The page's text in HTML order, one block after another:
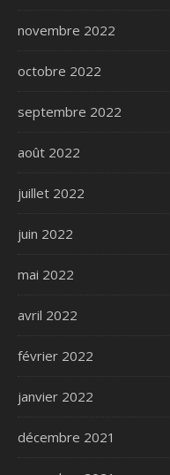
novembre 2022
octobre 2022
septembre 2022
août 2022
juillet 2022
juin 2022
mai 2022
avril 2022
février 2022
janvier 2022
décembre 2021